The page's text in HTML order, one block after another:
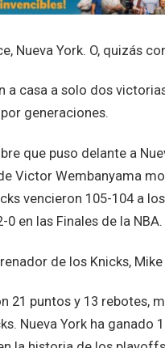
Nueva York. O, quizás
a casa a solo dos
generaciones.
que puso delante a
Victor Wembanyama
vencieron 105-104 a
en las Finales de la NBA.
de los Knicks, Mike
21 puntos y 13 rebotes,
Nueva York ha ganado